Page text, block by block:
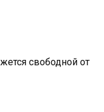
свободной от